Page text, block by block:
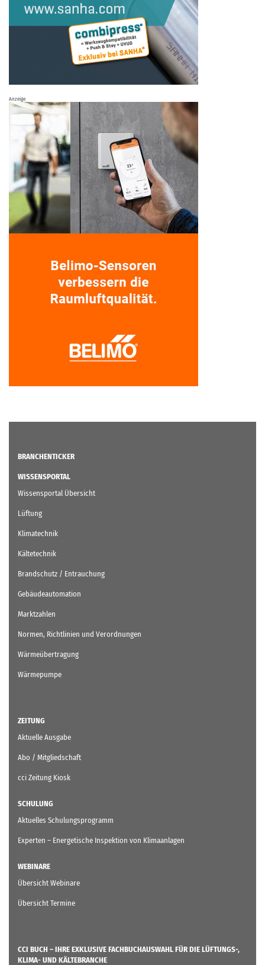
Anzeige
BRANCHENTICKER
WISSENSPORTAL
Wissensportal Übersicht
Lüftung
Klimatechnik
Kältetechnik
Brandschutz / Entrauchung
Gebäudeautomation
Marktzahlen
Normen, Richtlinien und Verordnungen
Wärmeübertragung
Wärmepumpe
ZEITUNG
Aktuelle Ausgabe
Abo / Mitgliedschaft
cci Zeitung Kiosk
SCHULUNG
Aktuelles Schulungsprogramm
Experten – Energetische Inspektion von Klimaanlagen
WEBINARE
Übersicht Webinare
Übersicht Termine
CCI BUCH – IHRE EXKLUSIVE FACHBUCHAUSWAHL FÜR DIE LÜFTUNGS-,
KLIMA- UND KÄLTEBRANCHE